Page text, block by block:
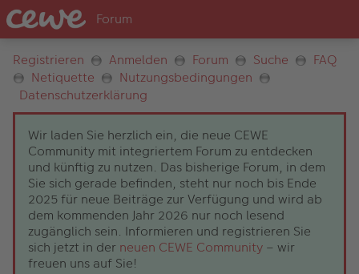
Registrieren Anmelden Forum Suche
FAQ
Netiquette
Nutzungsbedingungen
Datenschutzerklärung
Wir laden Sie herzlich ein, die neue CEWE
Community mit integriertem Forum zu entdecken
und künftig zu nutzen. Das bisherige Forum, in dem
Sie sich gerade befinden, steht nur noch bis Ende
2025 für neue Beiträge zur Verfügung und wird ab
dem kommenden Jahr 2026 nur noch lesend
zugänglich sein. Informieren und registrieren Sie
sich jetzt in der neuen CEWE Community – wir
freuen uns auf Sie!